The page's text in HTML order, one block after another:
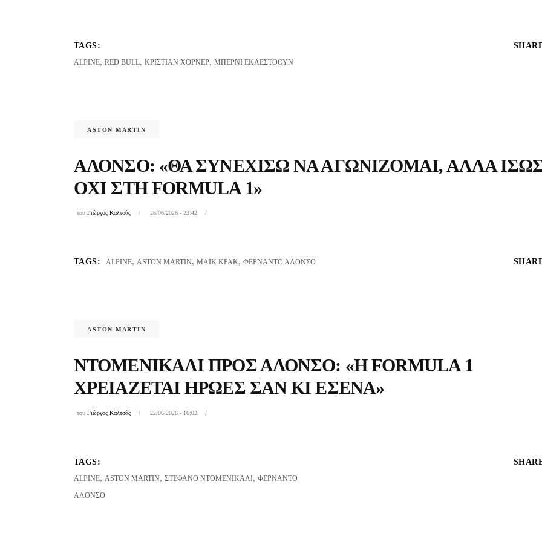
TAGS:
ALPINE, RED BULL, ΚΡΊΣΤΙΑΝ ΧΌΡΝΕΡ, ΜΠΈΡΝΙ ΈΚΛΕΣΤΟΟΥΝ
ASTON MARTIN
ΑΛΌΝΣΟ: «ΘΑ ΣΥΝΕΧΊΣΩ ΝΑ ΑΓΩΝΊΖΟΜΑΙ, ΑΛΛΆ
ΌΧΙ ΣΤΗ FORMULA 1»
του Γιώργος Καλτσάς 26/06/2026 - 23:42
TAGS: ALPINE,ASTON MARTIN,ΜΆΙΚ ΚΡΑΚ,ΦΕΡΝΆΝΤΟ ΑΛΌΝΣΟ
ASTON MARTIN
ΝΤΟΜΕΝΙΚΆΛΙ ΠΡΟΣ ΑΛΌΝΣΟ: «Η FORMULA 1
ΧΡΕΙΆΖΕΤΑΙ ΉΡΩΕΣ ΣΑΝ ΚΙ ΕΣΈΝΑ»
του Γιώργος Καλτσάς 22/06/2026 - 16:02
TAGS:
ALPINE, ASTON MARTIN, ΣΤΈΦΑΝΟ ΝΤΟΜΕΝΙΚΆΛΙ, ΦΕΡΝΆΝΤΟ
ΑΛΌΝΣΟ